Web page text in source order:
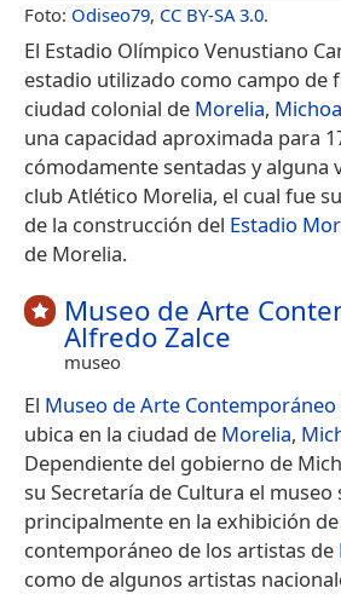
Foto: Odiseo79, CC BY-SA 3.0.
El Estadio Olímpico Venustiano
estadio utilizado como campo de
ciudad colonial de Morelia,
una capacidad aproximada para
cómodamente sentadas y alguna
club Atlético Morelia, el cual fue
de la construcción del Estadio
de Morelia.
Museo de Arte
Alfredo Zalce
museo
El Museo de Arte
ubica en la ciudad de Morelia,
Dependiente del gobierno de
su Secretaría de Cultura el museo
principalmente en la exhibición
contemporáneo de los artistas de
como de algunos artistas